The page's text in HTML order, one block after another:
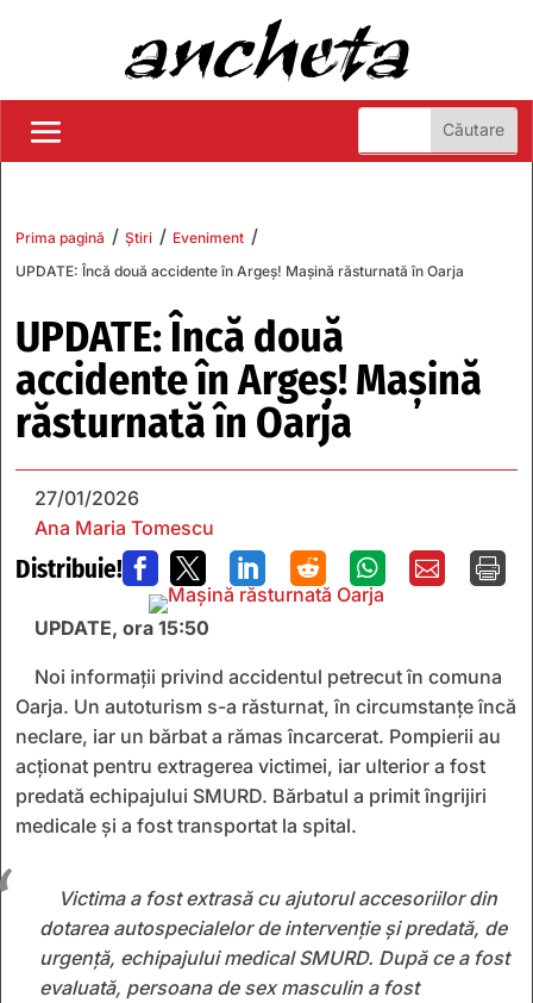
Prima pagină / Știri / Eveniment /
UPDATE: Încă două accidente în Argeș! Mașină răsturnată în Oarja
UPDATE: Încă două
accidente în Argeș! Mașină
răsturnată în Oarja
27/01/2026
Ana Maria Tomescu
Distribuie!       
UPDATE, ora 15:50
Noi informații privind accidentul petrecut în comuna
Oarja. Un autoturism s-a răsturnat, în circumstanțe încă
neclare, iar un bărbat a rămas încarcerat. Pompierii au
acționat pentru extragerea victimei, iar ulterior a fost
predată echipajului SMURD. Bărbatul a primit îngrijiri
medicale și a fost transportat la spital.
Victima a fost extrasă cu ajutorul accesoriilor din
dotarea autospecialelor de intervenție și predată, de
urgență, echipajului medical SMURD. După ce a fost
evaluată, persoana de sex masculin a fost